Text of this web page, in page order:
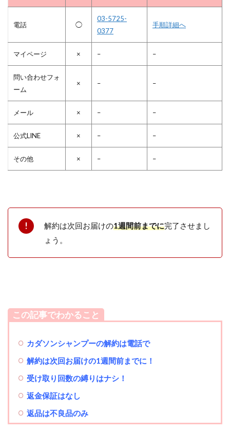
電話 ◯
03-5725-
0377
手順詳細へ
マイページ × – –
問い合わせフォ
ーム
× – –
メール × – –
公式LINE × – –
その他 × – –
解約は次回お届けの1週間前までに完了させまし
ょう。
この記事でわかること
カダソンシャンプーの解約は電話で
解約は次回お届けの1週間前までに！
受け取り回数の縛りはナシ！
返金保証はなし
返品は不良品のみ